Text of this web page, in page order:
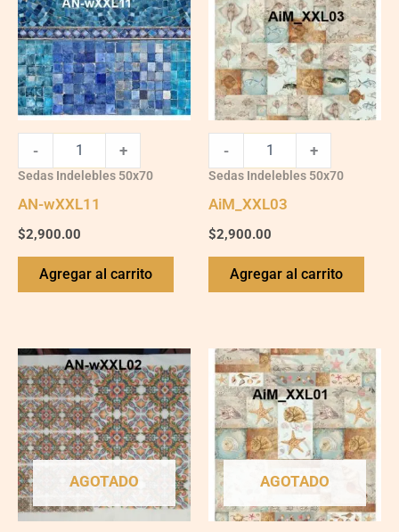
- +
Sedas Indelebles 50x70
AN-wXXL11
$2,900.00
Agregar al carrito
- +
Sedas Indelebles 50x70
AiM_XXL03
$2,900.00
Agregar al carrito
AGOTADO AGOTADO